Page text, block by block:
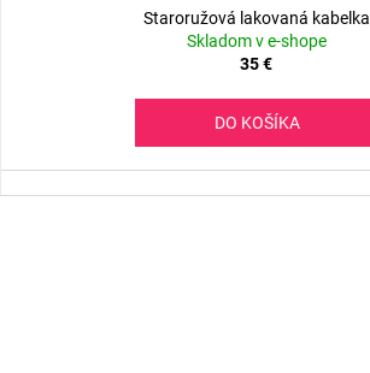
Staroružová lakovaná kabelka
Skladom v e-shope
35 €
DO KOŠÍKA